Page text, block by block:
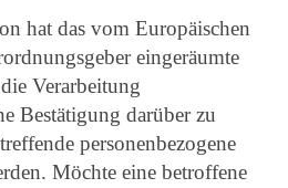
hat das vom Europäischen
eingeräumte
Verarbeitung
Bestätigung darüber zu
personenbezogene
Möchte eine betroffene